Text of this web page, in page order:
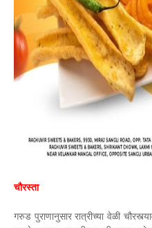
चौरस्ता
गरुड पुराणानुसार रात्रीच्या वेळी